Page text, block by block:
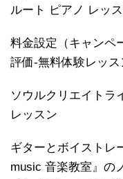
ルート ピアノ レッス
料金設定（キャンペ
評価-無料体験レッ
ソウルクリエイトラ
レッスン
ギターとボイストレ
music 音楽教室』の